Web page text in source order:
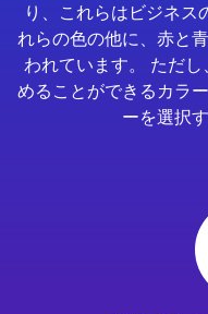
り、これらはビジネス
れらの色の他に、赤と
われています。 ただ
めることができるカラ
ーを選択